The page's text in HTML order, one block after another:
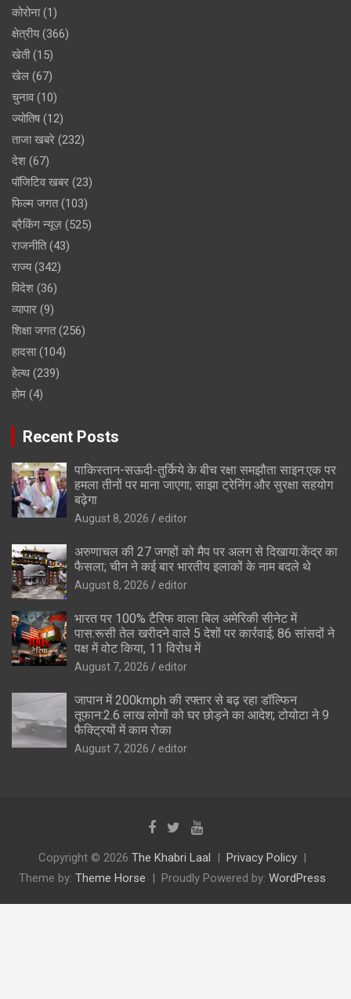
कोरोना(1)
क्षेत्रीय(366)
खेती(15)
खेल (67)
चुनाव(10)
ज्योतिष(12)
ताजा खबरे (232)
देश (67)
पॉजिटिव खबर (23)
फिल्म जगत(103)
ब्रैकिंग न्यूज़ (525)
राजनीति(43)
राज्य(342)
विदेश (36)
व्यापार (9)
शिक्षा जगत(256)
हादसा(104)
हेल्थ (239)
होम (4)
Recent Posts
पाकिस्तान-सऊदी-तुर्किये के बीच रक्षा समझौता साइन:एक पर
हमला तीनों पर माना जाएगा; साझा ट्रेनिंग और सुरक्षा सहयोग
बढ़ेगा
August 8, 2026 editor
अरुणाचल की 27 जगहों को मैप पर अलग से दिखाया:केंद्र का
फैसला; चीन ने कई बार भारतीय इलाकों के नाम बदले थे
August 8, 2026 editor
भारत पर 100% टैरिफ वाला बिल अमेरिकी सीनेट में
पास:रूसी तेल खरीदने वाले 5 देशों पर कार्रवाई; 86 सांसदों ने
पक्ष में वोट किया, 11 विरोध में
August 7, 2026 editor
जापान में 200kmph की रफ्तार से बढ़ रहा डॉल्फिन
तूफान:2.6 लाख लोगों को घर छोड़ने का आदेश; टोयोटा ने 9
फैक्ट्रियों में काम रोका
August 7, 2026 editor
Copyright © 2026 The Khabri Laal
Privacy Policy
Theme by: Theme Horse Proudly Powered by: WordPress